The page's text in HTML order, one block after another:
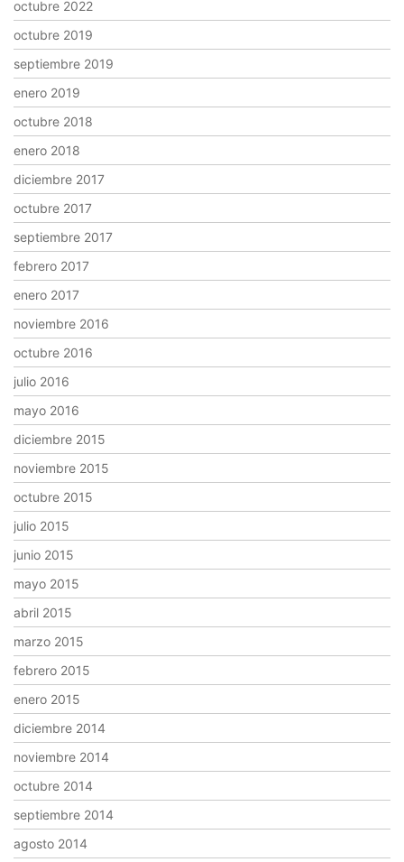
octubre 2022
octubre 2019
septiembre 2019
enero 2019
octubre 2018
enero 2018
diciembre 2017
octubre 2017
septiembre 2017
febrero 2017
enero 2017
noviembre 2016
octubre 2016
julio 2016
mayo 2016
diciembre 2015
noviembre 2015
octubre 2015
julio 2015
junio 2015
mayo 2015
abril 2015
marzo 2015
febrero 2015
enero 2015
diciembre 2014
noviembre 2014
octubre 2014
septiembre 2014
agosto 2014